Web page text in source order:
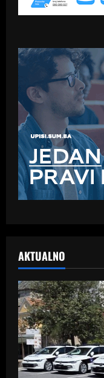
AKTUALNO